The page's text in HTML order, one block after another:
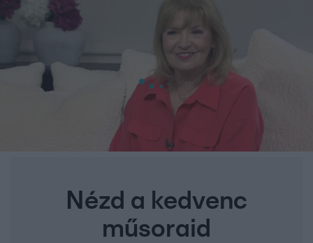
Nézd a kedvenc
műsoraid